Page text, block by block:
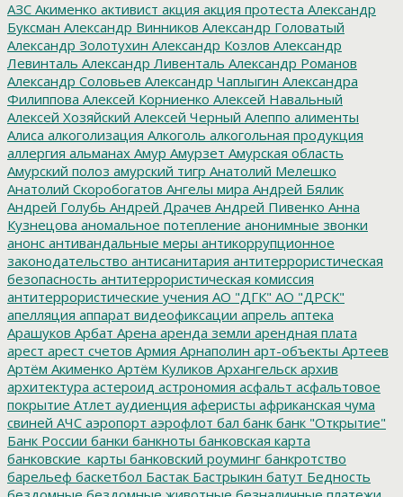
АЗС Акименко активист акция акция протеста Александр
Буксман Александр Винников Александр Головатый
Александр Золотухин Александр Козлов Александр
Левинталь Александр Ливенталь Александр Романов
Александр Соловьев Александр Чаплыгин Александра
Филиппова Алексей Корниенко Алексей Навальный
Алексей Хозяйский Алексей Черный Алеппо алименты
Алиса алкоголизация Алкоголь алкогольная продукция
аллергия альманах Амур Амурзет Амурская область
Амурский полоз амурский тигр Анатолий Мелешко
Анатолий Скоробогатов Ангелы мира Андрей Бялик
Андрей Голубь Андрей Драчев Андрей Пивенко Анна
Кузнецова аномальное потепление анонимные звонки
анонс антивандальные меры антикоррупционное
законодательство антисанитария антитеррористическая
безопасность антитеррористическая комиссия
антитеррористические учения АО "ДГК" АО "ДРСК"
апелляция аппарат видеофиксации апрель аптека
Арашуков Арбат Арена аренда земли арендная плата
арест арест счетов Армия Арнаполин арт-объекты Артеев
Артём Акименко Артём Куликов Архангельск архив
архитектура астероид астрономия асфальт асфальтовое
покрытие Атлет аудиенция аферисты африканская чума
свиней АЧС аэропорт аэрофлот бал банк банк "Открытие"
Банк России банки банкноты банковская карта
банковские_карты банковский роуминг банкротство
барельеф баскетбол Бастак Бастрыкин батут Бедность